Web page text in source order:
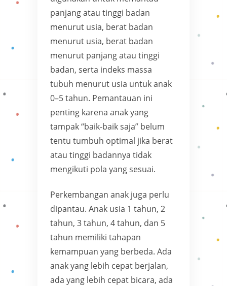
panjang atau tinggi badan
menurut usia, berat badan
menurut usia, berat badan
menurut panjang atau tinggi
badan, serta indeks massa
tubuh menurut usia untuk anak
0–5 tahun. Pemantauan ini
penting karena anak yang
tampak “baik-baik saja” belum
tentu tumbuh optimal jika berat
atau tinggi badannya tidak
mengikuti pola yang sesuai.
Perkembangan anak juga perlu
dipantau. Anak usia 1 tahun, 2
tahun, 3 tahun, 4 tahun, dan 5
tahun memiliki tahapan
kemampuan yang berbeda. Ada
anak yang lebih cepat berjalan,
ada yang lebih cepat bicara, ada